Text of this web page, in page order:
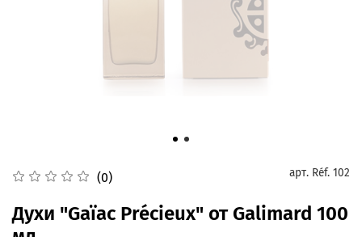
(0) арт. Réf. 102
Духи "Gaïac Précieux" от Galimard 100